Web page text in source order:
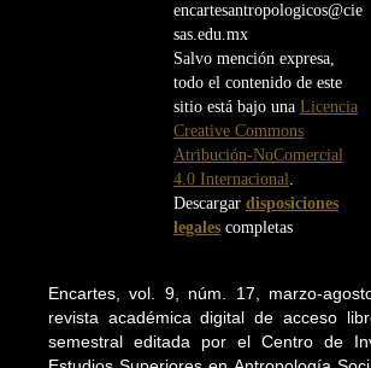
encartesantropologicos@cie
sas.edu.mx
Salvo mención expresa,
todo el contenido de este
sitio está bajo una Licencia
Creative Commons
Atribución-NoComercial
4.0 Internacional.
Descargar disposiciones
legales completas
Encartes, vol. 9, núm. 17, marzo-
revista académica digital de acceso
semestral editada por el Centro de